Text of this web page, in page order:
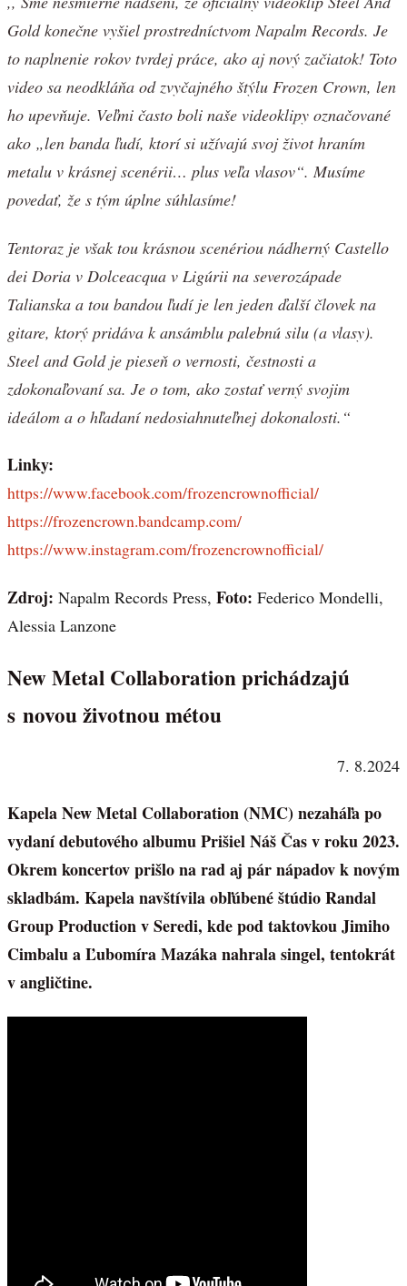
Gold konečne vyšiel prostredníctvom Napalm Records. Je
to naplnenie rokov tvrdej práce, ako aj nový začiatok! Toto
video sa neodkláňa od zvyčajného štýlu Frozen Crown, len
ho upevňuje. Veľmi často boli naše videoklipy označované
ako „len banda ľudí, ktorí si užívajú svoj život hraním
metalu v krásnej scenérii… plus veľa vlasov“. Musíme
povedať, že s tým úplne súhlasíme!
Tentoraz je však tou krásnou scenériou nádherný Castello
dei Doria v Dolceacqua v Ligúrii na severozápade
Talianska a tou bandou ľudí je len jeden ďalší človek na
gitare, ktorý pridáva k ansámblu palebnú silu (a vlasy).
Steel and Gold je pieseň o vernosti, čestnosti a
zdokonaľovaní sa. Je o tom, ako zostať verný svojim
ideálom a o hľadaní nedosiahnuteľnej dokonalosti.“
Linky:
https://www.facebook.com/frozencrownofficial/
https://frozencrown.bandcamp.com/
https://www.instagram.com/frozencrownofficial/
Zdroj: Napalm Records Press, Foto: Federico Mondelli,
Alessia Lanzone
New Metal Collaboration prichádzajú
s novou životnou métou
7. 8.2024
Kapela New Metal Collaboration (NMC) nezaháľa po
vydaní debutového albumu Prišiel Náš Čas v roku 2023.
Okrem koncertov prišlo na rad aj pár nápadov k novým
skladbám. Kapela navštívila obľúbené štúdio Randal
Group Production v Seredi, kde pod taktovkou Jimiho
Cimbalu a Ľubomíra Mazáka nahrala singel, tentokrát
v angličtine.